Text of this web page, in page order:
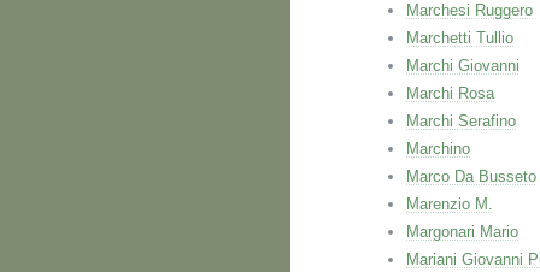
Marchesi Ruggero
Marchetti Tullio
Marchi Giovanni
Marchi Rosa
Marchi Serafino
Marchino
Marco Da Busseto
Marenzio M.
Margonari Mario
Mariani Giovanni